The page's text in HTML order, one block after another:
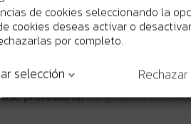
uso profesional. La garantía la
de cookies seleccionando la
cookies deseas activar o
por completo.
selección